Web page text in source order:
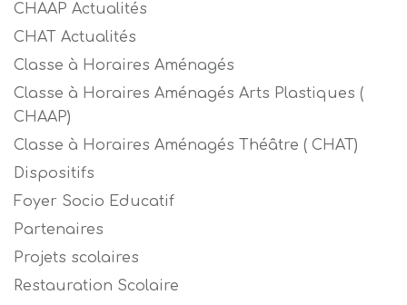
CHAAP Actualités
CHAT Actualités
Classe à Horaires Aménagés
Classe à Horaires Aménagés Arts Plastiques (
CHAAP)
Classe à Horaires Aménagés Théâtre ( CHAT)
Dispositifs
Foyer Socio Educatif
Partenaires
Projets scolaires
Restauration Scolaire